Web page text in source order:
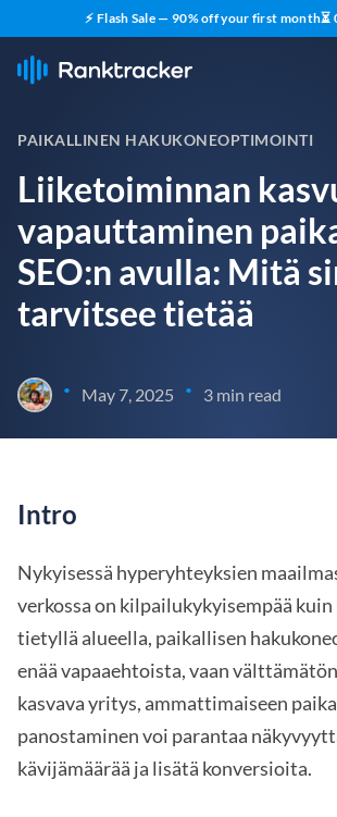
⚡ Flash Sale — 90% off your first month⏳
PAIKALLINEN HAKUKONEOPTIMOINTI
Liiketoiminnan
vapauttaminen
SEO:n avulla: Mitä
tarvitsee tietää
• May 7, 2025 • 3 min read
Intro
Nykyisessä hyperyhteyksien
verkossa on kilpailukykyisempää
tietyllä alueella, paikallisen
enää vapaaehtoista, vaan
kasvava yritys, ammattimaiseen
panostaminen voi parantaa
kävijämäärää ja lisätä konversioita.